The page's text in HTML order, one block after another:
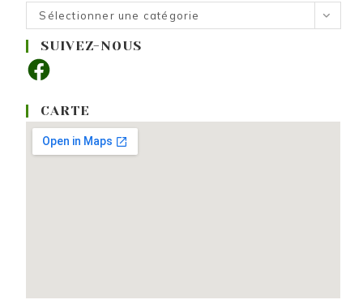
Nos
rubriques
Sélectionner une catégorie
SUIVEZ-NOUS
Facebook
CARTE